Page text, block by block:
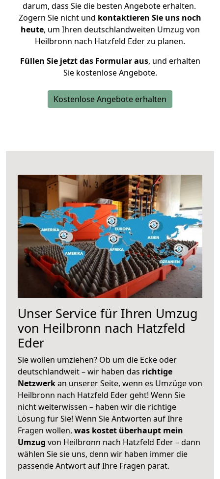
darum, dass Sie die besten Angebote erhalten.
Zögern Sie nicht und kontaktieren Sie uns noch
heute, um Ihren deutschlandweiten Umzug von
Heilbronn nach Hatzfeld Eder zu planen.
Füllen Sie jetzt das Formular aus, und erhalten
Sie kostenlose Angebote.
Kostenlose Angebote erhalten
Unser Service für Ihren Umzug
von Heilbronn nach Hatzfeld
Eder
Sie wollen umziehen? Ob um die Ecke oder
deutschlandweit – wir haben das richtige
Netzwerkan unserer Seite, wenn es Umzüge von
Heilbronn nach Hatzfeld Eder geht! Wenn Sie
nicht weiterwissen – haben wir die richtige
Lösung für Sie! Wenn Sie Antworten auf Ihre
Fragen wollen, was kostet überhaupt mein
Umzug von Heilbronn nach Hatzfeld Eder – dann
wählen Sie sie uns, denn wir haben immer die
passende Antwort auf Ihre Fragen parat.